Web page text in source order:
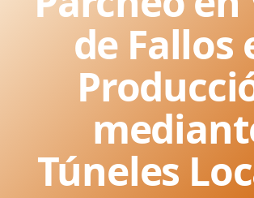
de Fallos
Túneles